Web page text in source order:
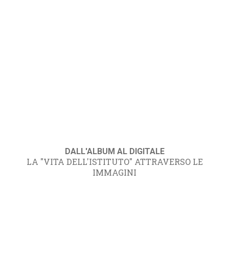
DALL'ALBUM AL DIGITALE
LA "VITA DELL'ISTITUTO" ATTRAVERSO LE
IMMAGINI